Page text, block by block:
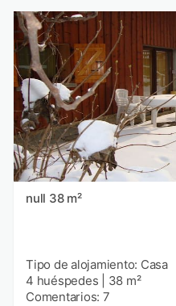
null 38 m²
Tipo de alojamiento: Casa
4 huéspedes
38 m²
Comentarios: 7